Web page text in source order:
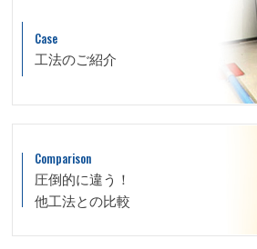
Case
工法のご紹介
Comparison
圧倒的に違う！
他工法との比較